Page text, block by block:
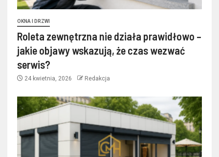
OKNA I DRZWI
Roleta zewnętrzna nie działa prawidłowo –
jakie objawy wskazują, że czas wezwać
serwis?
24 kwietnia, 2026 Redakcja